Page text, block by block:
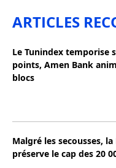
ARTICLES
Le Tunindex temporise
points, Amen Bank
blocs
Malgré les secousses,
préserve le cap des 20